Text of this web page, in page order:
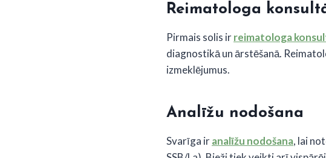
Reimatologa
Pirmais solis irreimatologa
diagnostikā un ārstēšanā.
izmeklējumus.
Analīžu nodošana
Svarīga iranalīžu nodošana, lai